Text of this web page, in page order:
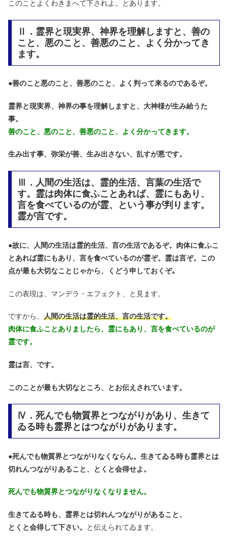
このことよくわきまへて下されよ。とあります。
Ⅱ．霊界と現実界、神界を理解しますと、善の
こと、悪のこと、善悪のこと、よく分かってき
ます。
●善のこと悪のこと、善悪のこと、よく判って来るのであるぞ。
霊界と現実界、神界の事を理解しますと、大神様が生み給うた
事。
善のこと、悪のこと、善悪のこと、よく分かってきます。
生み出す事、弥栄が善、生み出さない、乱すが悪です。
Ⅲ．人間の生活は、霊的生活、言葉の生活で
す。霊は肉体に食ふことあれば、霊にもあり、
言を食べているのが霊、という事が判ります。
霊が言です。
●故に、人間の生活は霊的生活、言の生活であるぞ。肉体に食ふこ
とあれば霊にもあり、言を食べているのが霊ぞ。霊は言ぞ。この
点が最も大切なことじゃから、くどう申しておくぞ｡
この表現は、マンデラ・エフェクト、と見ます。
ですから、 人間の生活は霊的生活、言の生活です。
肉体に食ふことありましたら、霊にもあり、言を食べているのが
霊です。
霊は言、です。
このことが最も大切なところ、とお伝えされています。
Ⅳ．死んでも物質界とつながりがあり、生きて
ゐる時も霊界とはつながりがあります。
●死んでも物質界とつながりなくならん。生きてゐる時も霊界とは
切れんつながりあること、とくと会得せよ。
死んでも物質界とつながりなくなりません。
生きてゐる時も、霊界とは切れんつながりがあること、
とくと会得して下さい。
と伝えられてゐます。